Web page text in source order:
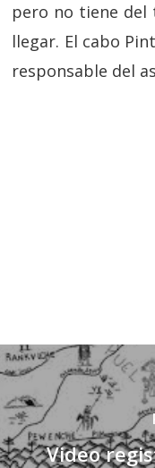
pero no tiene del
llegar. El cabo
responsable del
Video